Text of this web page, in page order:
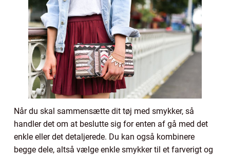
Når du skal sammensætte dit tøj med smykker, så
handler det om at beslutte sig for enten af gå med det
enkle eller det detaljerede. Du kan også kombinere
begge dele, altså vælge enkle smykker til et farverigt og